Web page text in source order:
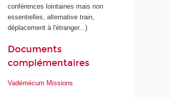
conférences lointaines mais non
essentielles, alternative train,
déplacement à l'étranger...)
Documents
complémentaires
Vadémécum Missions